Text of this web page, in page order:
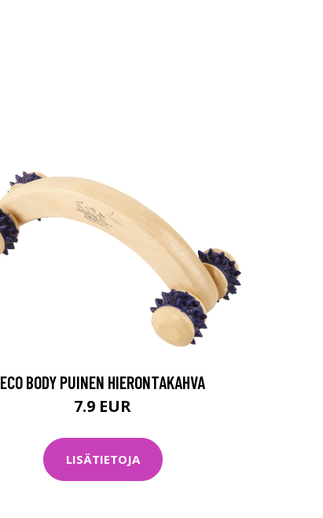
ECO BODY PUINEN HIERONTAKAHVA
7.9 EUR
LISÄTIETOJA